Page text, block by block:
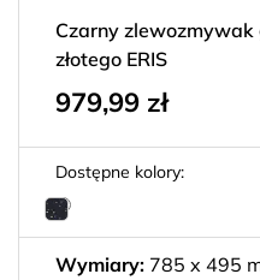
Czarny
złotego ERIS
979,99 zł
Dostępne kolory:
Wymiary: 785 x 495